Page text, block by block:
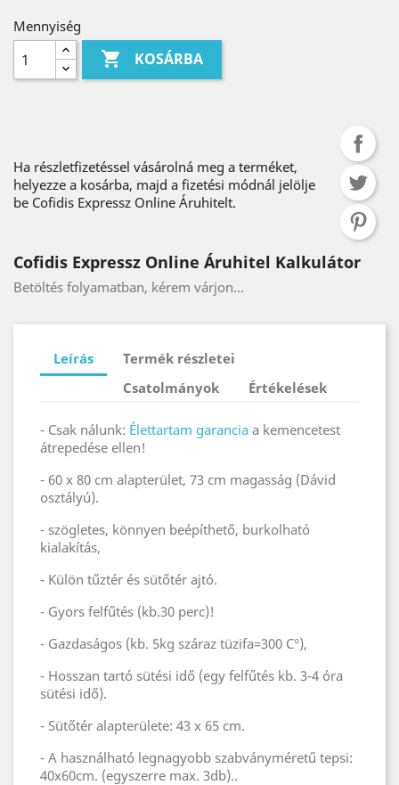
Mennyiség
 KOSÁRBA
Ha részletfizetéssel vásárolná meg a terméket,
helyezze a kosárba, majd a fizetési módnál jelölje
be Cofidis Expressz Online Áruhitelt.
Cofidis Expressz Online Áruhitel Kalkulátor
Betöltés folyamatban, kérem várjon...
Leírás
Termék részletei
Csatolmányok
Értékelések
- Csak nálunk: Élettartam garancia a kemencetest
átrepedése ellen!
- 60 x 80 cm alapterület, 73 cm magasság (Dávid
osztályú).
- szögletes, könnyen beépíthető, burkolható
kialakítás,
- Külön tűztér és sütőtér ajtó.
- Gyors felfűtés (kb.30 perc)!
- Gazdaságos (kb. 5kg száraz tüzifa=300 C°),
- Hosszan tartó sütési idő (egy felfűtés kb. 3-4 óra
sütési idő).
- Sütőtér alapterülete: 43 x 65 cm.
- A használható legnagyobb szabványméretű tepsi:
40x60cm. (egyszerre max. 3db)..